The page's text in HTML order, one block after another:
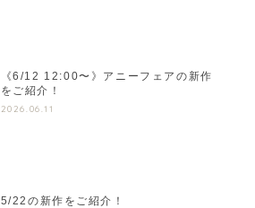
《6/12 12:00〜》アニーフェアの新作
をご紹介！
2026.06.11
5/22の新作をご紹介！